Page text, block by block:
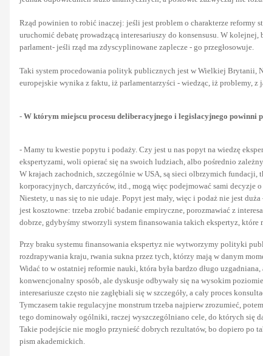
Rząd powinien to robić inaczej: jeśli jest problem o charakterze reformy
uruchomić debatę prowadzącą interesariuszy do konsensusu. W
parlament- jeśli rząd ma zdyscyplinowane zaplecze - go przegłosowuje.
Taki system procedowania polityk publicznych jest w Wielkiej Brytanii,
europejskie wynika z faktu, iż parlamentarzyści - wiedząc, iż problemy, z
- W którym miejscu procesu deliberacyjnego i legislacyjnego powinni
- Mamy tu kwestie popytu i podaży. Czy jest u nas popyt na wiedzę
ekspertyzami, woli opierać się na swoich ludziach, albo pośrednio
W krajach zachodnich, szczególnie w USA, są sieci olbrzymich
korporacyjnych, darczyńców, itd., mogą więc podejmować sami decyzje
Niestety, u nas się to nie udaje. Popyt jest mały, więc i podaż nie jest
jest kosztowne: trzeba zrobić badanie empiryczne, porozmawiać z
dobrze, gdybyśmy stworzyli system finansowania takich ekspertyz, które
Przy braku systemu finansowania ekspertyz nie wytworzymy polityki
rozdrapywania kraju, rwania sukna przez tych, którzy mają w danym
Widać to w ostatniej reformie nauki, która była bardzo długo
konwencjonalny sposób, ale dyskusje odbywały się na wysokim
interesariusze często nie zagłębiali się w szczegóły, a cały proces
Tymczasem takie regulacyjne monstrum trzeba najpierw zrozumieć,
tego dominowały ogólniki, raczej wyszczególniano cele, do których się
Takie podejście nie mogło przynieść dobrych rezultatów, bo dopiero
pism akademickich.